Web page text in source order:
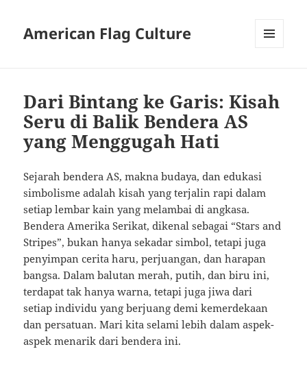
American Flag Culture
Dari Bintang ke Garis: Kisah
Seru di Balik Bendera AS
yang Menggugah Hati
Sejarah bendera AS, makna budaya, dan edukasi
simbolisme adalah kisah yang terjalin rapi dalam
setiap lembar kain yang melambai di angkasa.
Bendera Amerika Serikat, dikenal sebagai “Stars and
Stripes”, bukan hanya sekadar simbol, tetapi juga
penyimpan cerita haru, perjuangan, dan harapan
bangsa. Dalam balutan merah, putih, dan biru ini,
terdapat tak hanya warna, tetapi juga jiwa dari
setiap individu yang berjuang demi kemerdekaan
dan persatuan. Mari kita selami lebih dalam aspek-
aspek menarik dari bendera ini.